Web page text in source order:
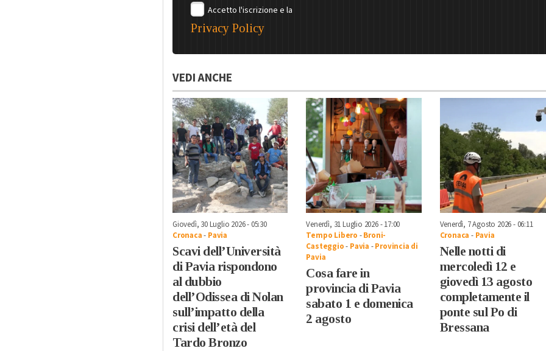
Accetto l'iscrizione e la
Privacy Policy
VEDI ANCHE
Giovedì, 30 Luglio 2026 - 05:30
Cronaca- Pavia
Scavi dell’Università
di Pavia rispondono
al dubbio
dell’Odissea di Nolan
sull’impatto della
crisi dell’età del
Tardo Bronzo
Venerdì, 31 Luglio 2026 - 17:00
Tempo Libero -Broni-
Casteggio- Pavia -Provincia di
Pavia
Cosa fare in
provincia di Pavia
sabato 1 e domenica
2 agosto
Venerdì, 7 Agosto 2026 - 06:11
Cronaca - Pavia
Nelle notti di
mercoledì 12 e
giovedì 13 agosto
completamente il
ponte sul Po di
Bressana